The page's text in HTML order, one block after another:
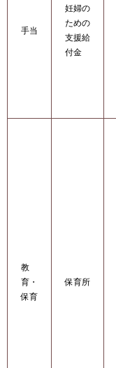
手当
妊婦の
ための
支援給
付金
教
育・
保育
保育所